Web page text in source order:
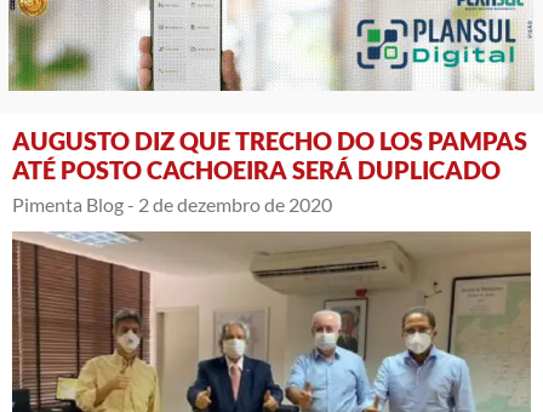
AUGUSTO DIZ QUE TRECHO DO LOS PAMPAS
ATÉ POSTO CACHOEIRA SERÁ DUPLICADO
Pimenta Blog - 2 de dezembro de 2020